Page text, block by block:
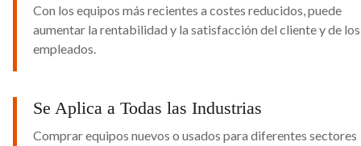
Con los equipos más recientes a costes reducidos, puede
aumentar la rentabilidad y la satisfacción del cliente y de los
empleados.
Se Aplica a Todas las Industrias
Comprar equipos nuevos o usados para diferentes sectores